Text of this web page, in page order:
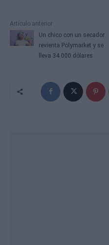
Artículo anterior
Un chico con un secador
revienta Polymarket y se
lleva 34.000 dólares